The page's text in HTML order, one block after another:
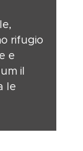
rifugio
e
il
le